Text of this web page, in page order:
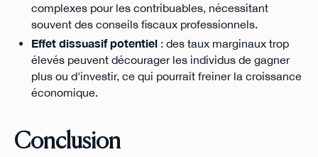
complexes pour les contribuables, nécessitant
souvent des conseils fiscaux professionnels.
Effet dissuasif potentiel: des taux marginaux trop
élevés peuvent décourager les individus de gagner
plus ou d'investir, ce qui pourrait freiner la croissance
économique.
Conclusion